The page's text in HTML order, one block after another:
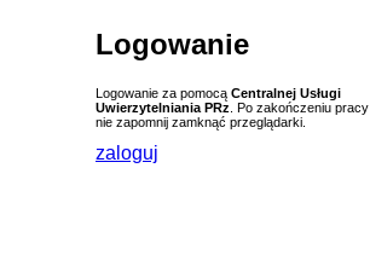
Logowanie
Logowanie za pomocą Centralnej Usługi
Uwierzytelniania PRz . Po zakończeniu pracy
nie zapomnij zamknąć przeglądarki.
zaloguj